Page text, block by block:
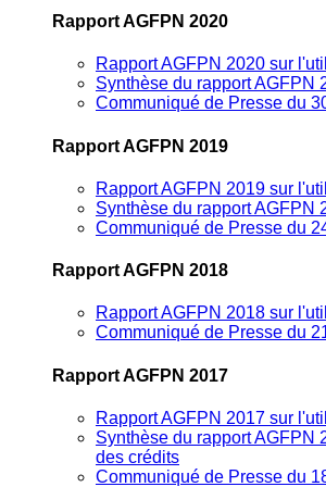
Rapport AGFPN 2020
Rapport AGFPN 2020 sur
Synthèse du rapport AGFPN
Communiqué de Presse du
Rapport AGFPN 2019
Rapport AGFPN 2019 sur
Synthèse du rapport AGFPN
Communiqué de Presse du
Rapport AGFPN 2018
Rapport AGFPN 2018 sur
Communiqué de Presse du
Rapport AGFPN 2017
Rapport AGFPN 2017 sur
Synthèse du rapport AGFPN
des crédits
Communiqué de Presse du